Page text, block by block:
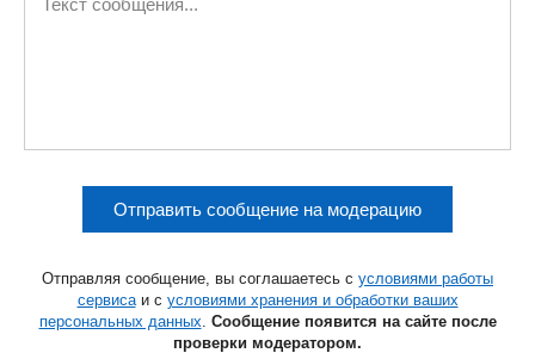
Отправить сообщение на модерацию
Отправляя сообщение, вы соглашаетесь с условиями работы
сервисаи с условиями хранения и обработки ваших
персональных данных. Сообщение появится на сайте после
проверки модератором.